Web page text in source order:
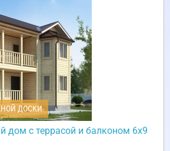
ДОСКИ
дом с террасой и балконом 6х9